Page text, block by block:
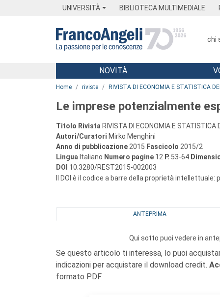
UNIVERSITÀ BIBLIOTECA MULTIMEDIALE
chi
Menu
NOVITÀ
Home riviste RIVISTA DI ECONOMIA E STATISTICA
Le imprese potenzialmente
Titolo Rivista RIVISTA DI ECONOMIA E STATISTICA
Autori/Curatori Mirko Menghini
Anno di pubblicazione 2015 Fascicolo 2015/2
Lingua Italiano Numero pagine 12 P. 53-64
DOI 10.3280/REST2015-002003
Il DOI è il codice a barre della proprietà intellettuale:
ANTEPRIMA
Qui sotto puoi vedere in
Se questo articolo ti interessa, lo puoi
indicazioni per acquistare il download credit.
formato PDF